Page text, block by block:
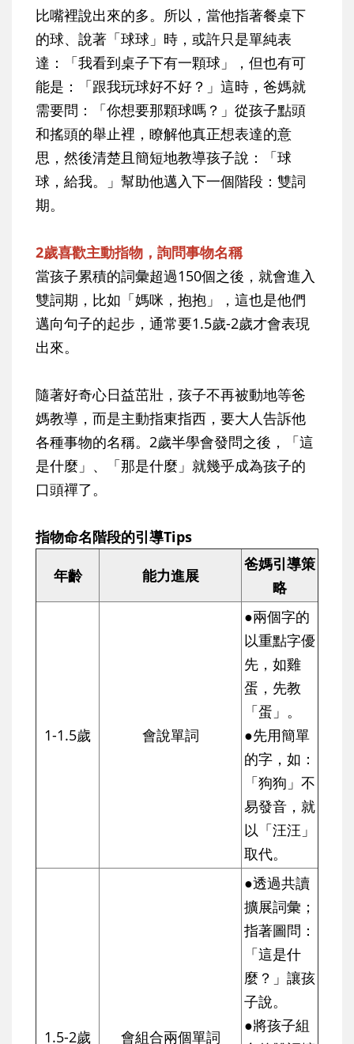
比嘴裡說出來的多。所以，當他指著餐桌下
的球、說著「球球」時，或許只是單純表
達：「我看到桌子下有一顆球」，但也有可
能是：「跟我玩球好不好？」這時，爸媽就
需要問：「你想要那顆球嗎？」從孩子點頭
和搖頭的舉止裡，瞭解他真正想表達的意
思，然後清楚且簡短地教導孩子說：「球
球，給我。」幫助他邁入下一個階段：雙詞
期。
2歲喜歡主動指物，詢問事物名稱
當孩子累積的詞彙超過150個之後，就會進入
雙詞期，比如「媽咪，抱抱」，這也是他們
邁向句子的起步，通常要1.5歲-2歲才會表現
出來。
隨著好奇心日益茁壯，孩子不再被動地等爸
媽教導，而是主動指東指西，要大人告訴他
各種事物的名稱。2歲半學會發問之後，「這
是什麼」、「那是什麼」就幾乎成為孩子的
口頭禪了。
指物命名階段的引導Tips
年齡 能力進展
爸媽引導策
略
1-1.5歲 會說單詞
●兩個字的
以重點字優
先，如雞
蛋，先教
「蛋」。
●先用簡單
的字，如：
「狗狗」不
易發音，就
以「汪汪」
取代。
1.5-2歲 會組合兩個單詞
●透過共讀
擴展詞彙；
指著圖問：
「這是什
麼？」讓孩
子說。
●將孩子組